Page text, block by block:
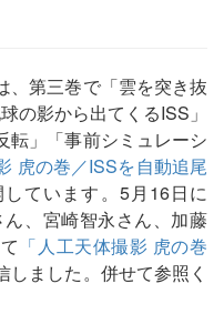
、第三巻で「雲を突き抜
の影から出てくるISS」
転」「事前シミュレーシ
虎の巻／ISSを自動追尾
しています。5月16日に
、宮崎智永さん、加藤
「人工天体撮影 虎の巻
しました。併せて参照く